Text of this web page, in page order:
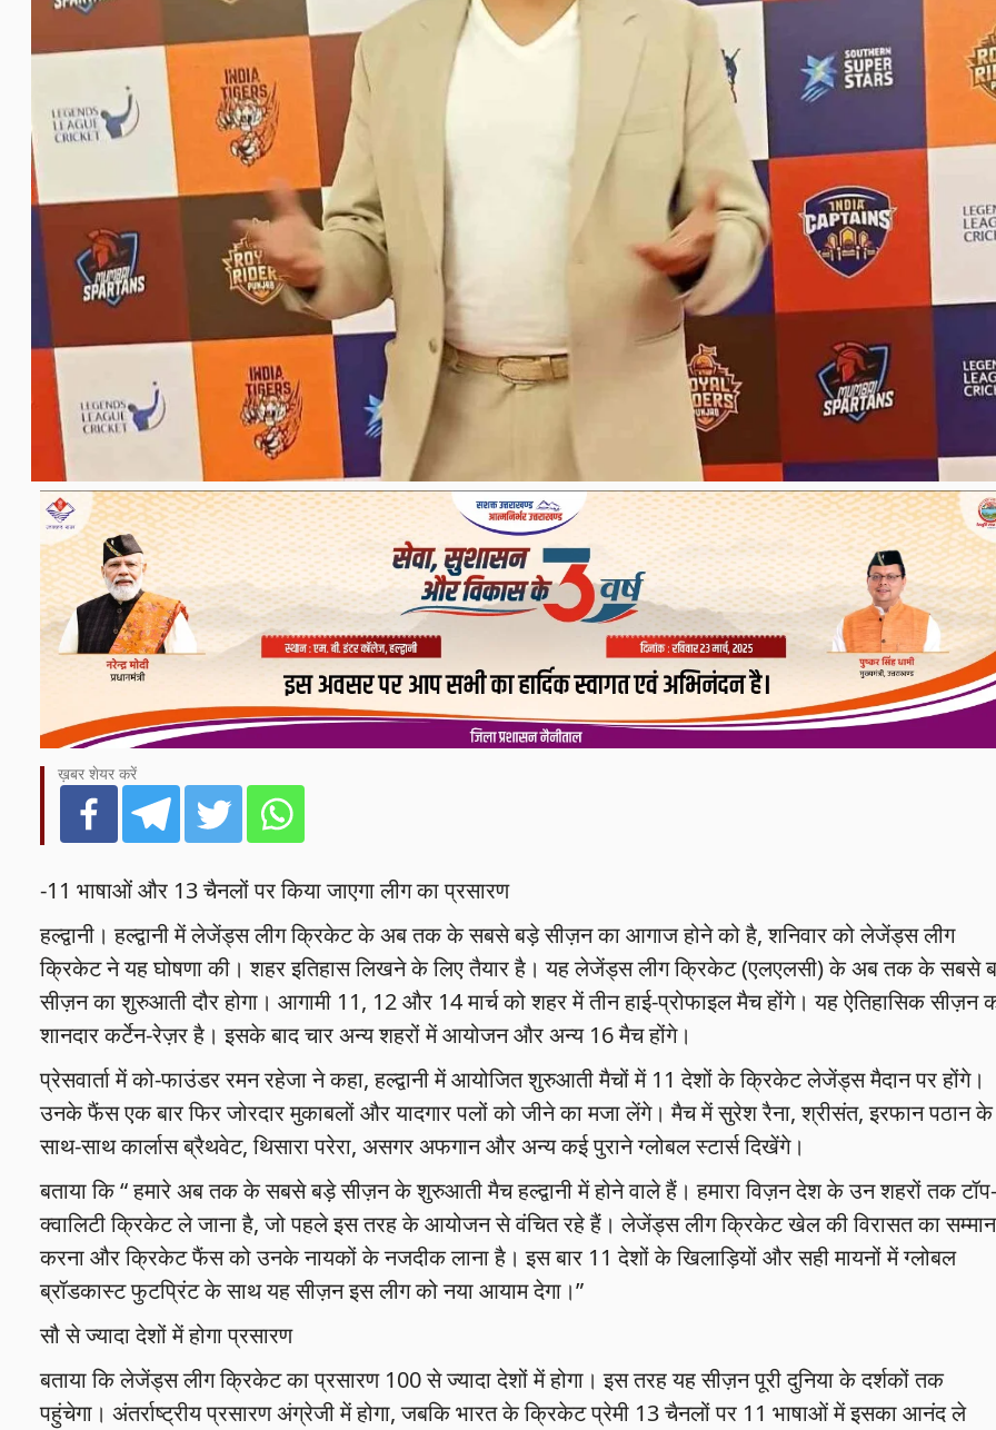
ख़बर शेयर करें
-11 भाषाओं और 13 चैनलों पर किया जाएगा लीग का प्रसारण
हल्द्वानी। हल्द्वानी में लेजेंड्स लीग क्रिकेट के अब तक के सबसे बड़े सीज़न का आगाज होने को है, शनिवार को लेजेंड्स लीग
क्रिकेट ने यह घोषणा की। शहर इतिहास लिखने के लिए तैयार है। यह लेजेंड्स लीग क्रिकेट (एलएलसी) के अब तक के सबसे
सीज़न का शुरुआती दौर होगा। आगामी 11, 12 और 14 मार्च को शहर में तीन हाई-प्रोफाइल मैच होंगे। यह ऐतिहासिक सीज़न
शानदार कर्टेन-रेज़र है। इसके बाद चार अन्य शहरों में आयोजन और अन्य 16 मैच होंगे।
प्रेसवार्ता में को-फाउंडर रमन रहेजा ने कहा, हल्द्वानी में आयोजित शुरुआती मैचों में 11 देशों के क्रिकेट लेजेंड्स मैदान पर होंगे।
उनके फैंस एक बार फिर जोरदार मुकाबलों और यादगार पलों को जीने का मजा लेंगे। मैच में सुरेश रैना, श्रीसंत, इरफान पठान के
साथ-साथ कार्लास ब्रैथवेट, थिसारा परेरा, असगर अफगान और अन्य कई पुराने ग्लोबल स्टार्स दिखेंगे।
बताया कि “ हमारे अब तक के सबसे बड़े सीज़न के शुरुआती मैच हल्द्वानी में होने वाले हैं। हमारा विज़न देश के उन शहरों तक टॉप-
क्वालिटी क्रिकेट ले जाना है, जो पहले इस तरह के आयोजन से वंचित रहे हैं। लेजेंड्स लीग क्रिकेट खेल की विरासत का सम्मान
करना और क्रिकेट फैंस को उनके नायकों के नजदीक लाना है। इस बार 11 देशों के खिलाड़ियों और सही मायनों में ग्लोबल
ब्रॉडकास्ट फुटप्रिंट के साथ यह सीज़न इस लीग को नया आयाम देगा।”
सौ से ज्यादा देशों में होगा प्रसारण
बताया कि लेजेंड्स लीग क्रिकेट का प्रसारण 100 से ज्यादा देशों में होगा। इस तरह यह सीज़न पूरी दुनिया के दर्शकों तक
पहुंचेगा। अंतर्राष्ट्रीय प्रसारण अंग्रेजी में होगा, जबकि भारत के क्रिकेट प्रेमी 13 चैनलों पर 11 भाषाओं में इसका आनंद ले